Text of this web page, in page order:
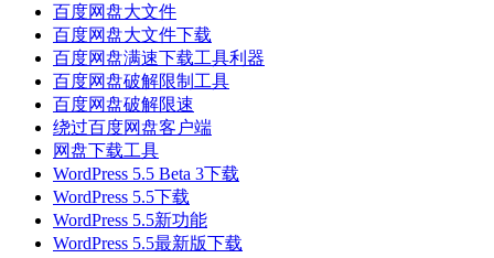
百度网盘大文件
百度网盘大文件下载
百度网盘满速下载工具利器
百度网盘破解限制工具
百度网盘破解限速
绕过百度网盘客户端
网盘下载工具
WordPress 5.5 Beta 3下载
WordPress 5.5下载
WordPress 5.5新功能
WordPress 5.5最新版下载